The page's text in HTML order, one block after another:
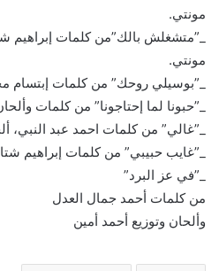
مونتي.
_”متشغلش بالك”من كلمات إبراهيم
مونتي.
_”بوسيلي روحك” من كلمات إبتسام
_”حبونا لما إحتاجونا” من كلمات
_”غالي” من كلمات احمد عبد النبي،
_”غايب حبيبي” من كلمات إبراهيم
_”في عز البرد”
من كلمات أحمد جمال العدل
وألحان وتوزيع أحمد أمين